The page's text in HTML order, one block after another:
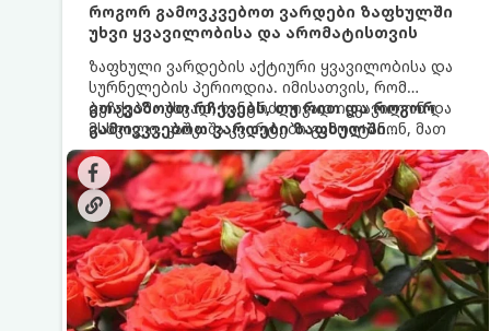
როგორ გამოვკვებოთ ვარდები ზაფხულში
უხვი ყვავილობისა და არომატისთვის
ზაფხული ვარდების აქტიური ყვავილობისა და
სურნელების პერიოდია. იმისათვის, რომ
ბუჩქებმა უხვად, ხანგრძლივად იყვავილონ და
მსხვილი, კაშკაშა კვირტები გამოიტანონ, მათ
რეგულარული და სწორი გამოკვება
სჭირდებათ. ზაფხულის პერიოდში მცენარის
მოთხოვნილებები იცვლება, ამიტომ
მნიშვნელოვანია ვიცოდეთ, რომელი სასუქები
გამოიყენება ამ დროს.
გთავაზობთ რჩევებს, თუ რით და როგორ
გამოვკვებოთ ვარდები ზაფხულში
საუკეთესო შედეგის მისაღწევად: